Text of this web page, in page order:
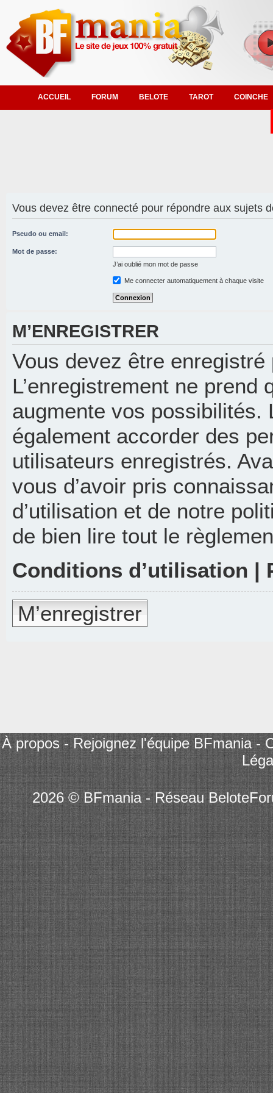
ACCUEIL FORUM BELOTE TAROT COINCHE
Vous devez être connecté pour répondre aux sujets
Pseudo ou email:
Mot de passe:
J’ai oublié mon mot de passe
Me connecter automatiquement à chaque visite
M’ENREGISTRER
Vous devez être
L’enregistrement ne prend
augmente vos possibilités.
également accorder des
utilisateurs enregistrés.
vous d’avoir pris
d’utilisation et de notre
de bien lire tout le
Conditions d’utilisation |
M’enregistrer
À propos-Rejoignez l'équipe BFmania-
2026 © BFmania - Réseau